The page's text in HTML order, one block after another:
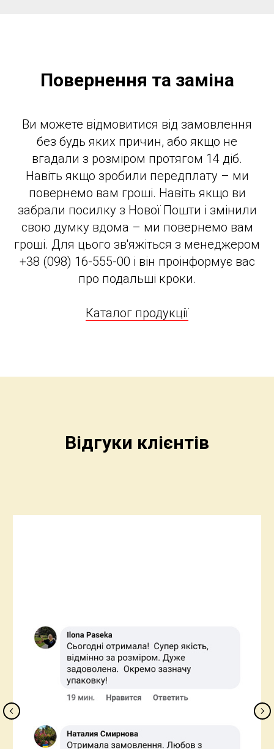
Повернення та заміна
Ви можете відмовитися від замовлення
без будь яких причин, або якщо не
вгадали з розміром протягом 14 діб.
Навіть якщо зробили передплату – ми
повернемо вам гроші. Навіть якщо ви
забрали посилку з Нової Пошти і змінили
свою думку вдома – ми повернемо вам
гроші. Для цього зв'яжіться з менеджером
+38 (098) 16-555-00 і він проінформує вас
про подальші кроки.
Каталог продукції
Відгуки клієнтів